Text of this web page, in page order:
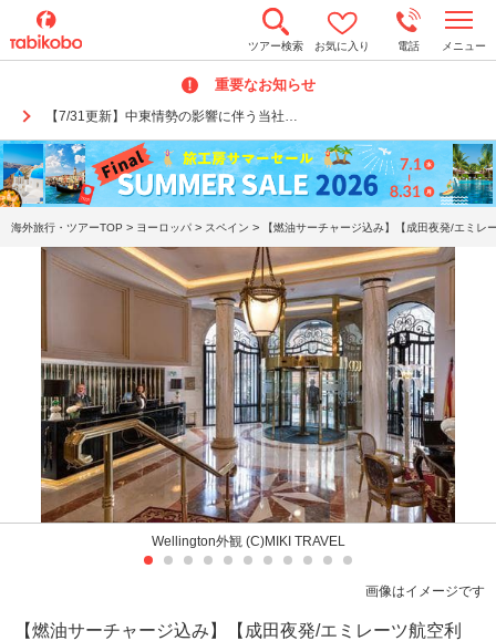
ツアー検索 お気に入り 電話 メニュー
重要なお知らせ
【7/31更新】中東情勢の影響に伴う当社…
o
n
a
v
i
g
t
海外旅行・ツアーTOP > ヨーロッパ > スペイン > 【燃油サーチャージ込み】【成田夜発/エミ
Wellington外観 (C)MIKI TRAVEL
画像はイメージです
【燃油サーチャージ込み】【成田夜発/エミレーツ航空利